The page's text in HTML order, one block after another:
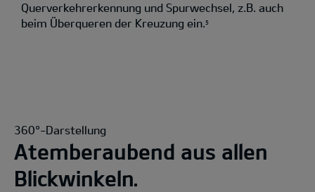
Querverkehrerkennung und Spurwechsel, z.B. auch
beim Überqueren der Kreuzung ein.5
360°-Darstellung
Atemberaubend aus allen
Blickwinkeln.